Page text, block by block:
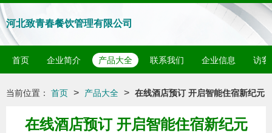
河北致青春餐饮管理有限公司
首页 企业简介 产品大全 联系我们 企业信息 访客
当前位置： 首页 > 产品大全 > 在线酒店预订 开启智能住宿新纪元
在线酒店预订 开启智能住宿新纪元